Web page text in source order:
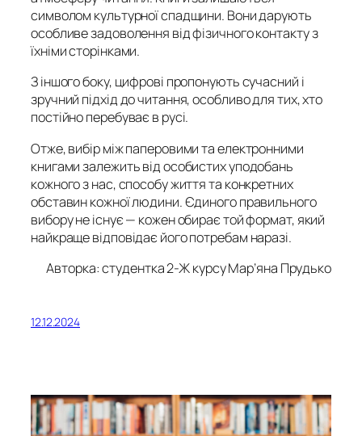
символом культурної спадщини. Вони дарують
особливе задоволення від фізичного контакту з
їхніми сторінками.
З іншого боку, цифрові пропонують сучасний і
зручний підхід до читання, особливо для тих, хто
постійно перебуває в русі.
Отже, вибір між паперовими та електронними
книгами залежить від особистих уподобань
кожного з нас, способу життя та конкретних
обставин кожної людини. Єдиного правильного
вибору не існує — кожен обирає той формат, який
найкраще відповідає його потребам наразі.
Авторка: студентка 2-Ж курсу Мар’яна Прудько
12.12.2024